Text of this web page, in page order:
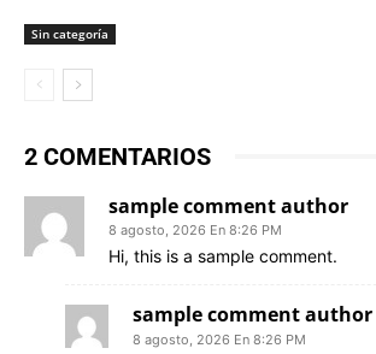
Sin categoría
2 COMENTARIOS
sample comment author
8 agosto, 2026 En 8:26 PM
Hi, this is a sample comment.
sample comment author
8 agosto, 2026 En 8:26 PM